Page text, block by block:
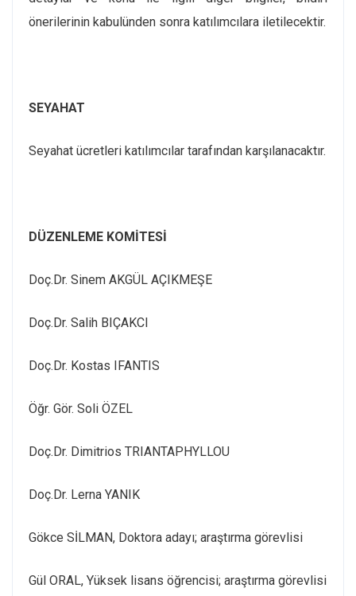
önerilerinin kabulünden sonra katılımcılara iletilecektir.
SEYAHAT
Seyahat ücretleri katılımcılar tarafından karşılanacaktır.
DÜZENLEME KOMİTESİ
Doç.Dr. Sinem AKGÜL AÇIKMEŞE
Doç.Dr. Salih BIÇAKCI
Doç.Dr. Kostas IFANTIS
Öğr. Gör. Soli ÖZEL
Doç.Dr. Dimitrios TRIANTAPHYLLOU
Doç.Dr. Lerna YANIK
Gökce SİLMAN, Doktora adayı; araştırma görevlisi
Gül ORAL, Yüksek lisans öğrencisi; araştırma görevlisi